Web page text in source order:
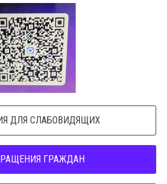
ДЛЯ СЛАБОВИДЯЩИХ
ГРАЖДАН